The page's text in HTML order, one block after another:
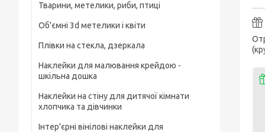
Тварини, метелики, риби, птиці
Об'ємні 3d метелики і квіти
Плівки на стекла, дзеркала
Наклейки для малювання крейдою -
шкільна дошка
Наклейки на стіну для дитячої кімнати
хлопчика та дівчинки
Інтер'єрні вінілові наклейки для